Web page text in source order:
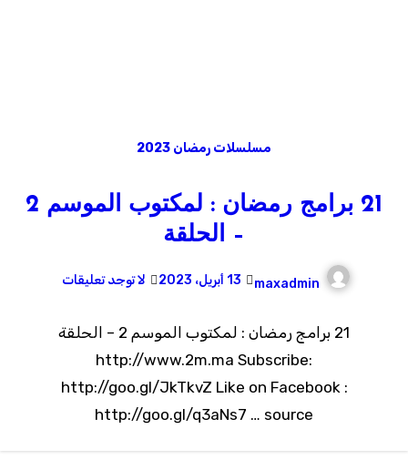
مسلسلات رمضان 2023
21 برامج رمضان : لمكتوب الموسم 2
– الحلقة
maxadmin 13 أبريل، 2023 لا توجد تعليقات
21 برامج رمضان : لمكتوب الموسم 2 – الحلقة
http://www.2m.ma Subscribe:
http://goo.gl/JkTkvZ Like on Facebook :
http://goo.gl/q3aNs7 … source